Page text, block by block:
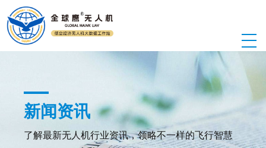
新闻资讯
了解最新无人机行业资讯，领略不一样的飞行智慧